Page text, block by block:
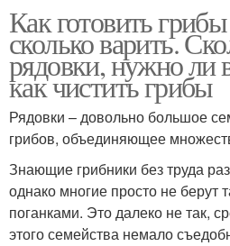
Как готовить
сколько варить.
рядовки, нужно ли
как чистить грибы
Рядовки – довольно большое
грибов, объединяющее
Знающие грибники без труда
однако многие просто не берут
поганками. Это далеко не так,
этого семейства немало